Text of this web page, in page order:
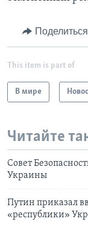
Поделиться
This item is part of
В мире
Читайте
Совет
Украины
Путин приказал
«республики»